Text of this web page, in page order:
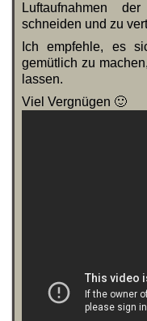
Luftaufnahmen
schneiden und zu
Ich empfehle, es
gemütlich zu
lassen.
Viel Vergnügen 🙂